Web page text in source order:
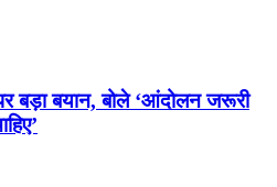
बड़ा बयान, बोले ‘आंदोलन जरूरी